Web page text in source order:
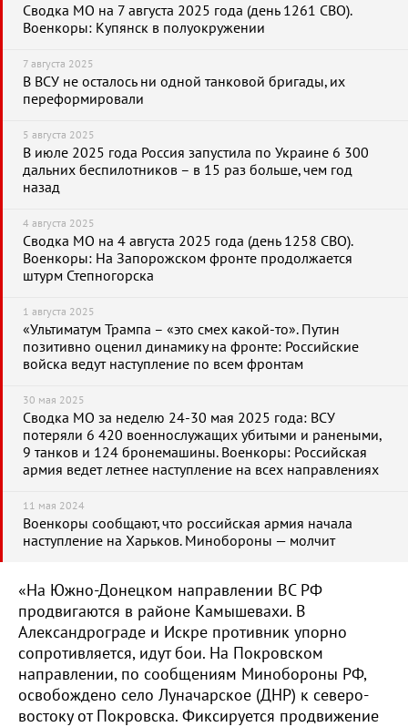
Сводка МО на 7 августа 2025 года (день 1261 СВО).
Военкоры: Купянск в полуокружении
7 августа 2025
В ВСУ не осталось ни одной танковой бригады, их
переформировали
5 августа 2025
В июле 2025 года Россия запустила по Украине 6 300
дальних беспилотников – в 15 раз больше, чем год
назад
4 августа 2025
Сводка МО на 4 августа 2025 года (день 1258 СВО).
Военкоры: На Запорожском фронте продолжается
штурм Степногорска
1 августа 2025
«Ультиматум Трампа – «это смех какой-то». Путин
позитивно оценил динамику на фронте: Российские
войска ведут наступление по всем фронтам
30 мая 2025
Сводка МО за неделю 24-30 мая 2025 года: ВСУ
потеряли 6 420 военнослужащих убитыми и ранеными,
9 танков и 124 бронемашины. Военкоры: Российская
армия ведет летнее наступление на всех направлениях
11 мая 2024
Военкоры сообщают, что российская армия начала
наступление на Харьков. Минобороны — молчит
«На Южно-Донецком направлении ВС РФ
продвигаются в районе Камышевахи. В
Александрограде и Искре противник упорно
сопротивляется, идут бои. На Покровском
направлении, по сообщениям Минобороны РФ,
освобождено село Луначарское (ДНР) к северо-
востоку от Покровска. Фиксируется продвижение